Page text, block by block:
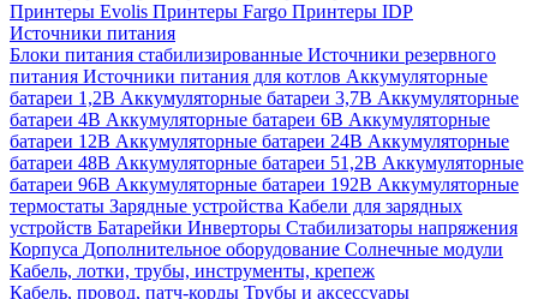
Принтеры Evolis Принтеры Fargo Принтеры IDP
Источники питания
Блоки питания стабилизированные Источники резервного
питания Источники питания для котлов Аккумуляторные
батареи 1,2В Аккумуляторные батареи 3,7В Аккумуляторные
батареи 4В Аккумуляторные батареи 6В Аккумуляторные
батареи 12В Аккумуляторные батареи 24В Аккумуляторные
батареи 48В Аккумуляторные батареи 51,2В Аккумуляторные
батареи 96В Аккумуляторные батареи 192В Аккумуляторные
термостаты Зарядные устройства Кабели для зарядных
устройств Батарейки Инверторы Стабилизаторы напряжения
Корпуса Дополнительное оборудование Солнечные модули
Кабель, лотки, трубы, инструменты, крепеж
Кабель, провод, патч-корды Трубы и аксессуары